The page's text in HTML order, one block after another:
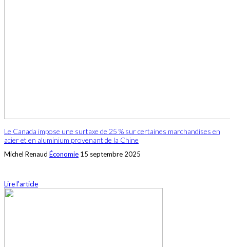
Le Canada impose une surtaxe de 25 % sur certaines marchandises en
acier et en aluminium provenant de la Chine
Michel Renaud Économie 15 septembre 2025
Lire l'article